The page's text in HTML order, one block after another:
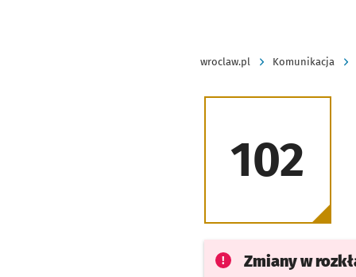
wroclaw.pl Komunikacja
102
Zmiany w